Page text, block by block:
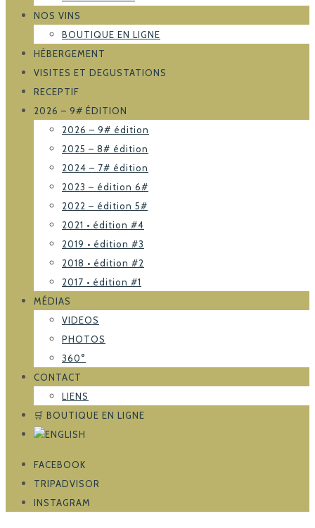
NOS VINS
BOUTIQUE EN LIGNE
HÉBERGEMENT
VISITES ET DEGUSTATIONS
RECEPTIF
2026 – 9# ÉDITION
2026 – 9# édition
2025 – 8# édition
2024 – 7# édition
2023 – édition 6#
2022 – édition 5#
2021 • édition #4
2019 • édition #3
2018 • édition #2
2017 • édition #1
MÉDIAS
VIDEOS
PHOTOS
360°
CONTACT
LIENS
🛒 BOUTIQUE EN LIGNE
FACEBOOK
TRIPADVISOR
INSTAGRAM